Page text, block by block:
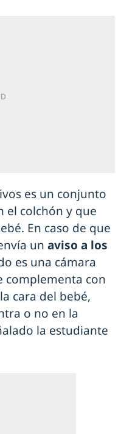
es un conjunto
el colchón y que
En caso de que
un aviso a los
es una cámara
complementa con
cara del bebé,
o no en la
la estudiante